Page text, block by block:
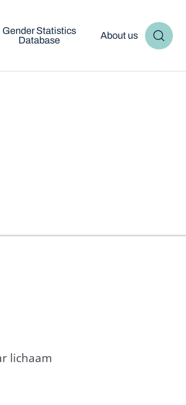
Gender Statistics
Database
About us
lichaam